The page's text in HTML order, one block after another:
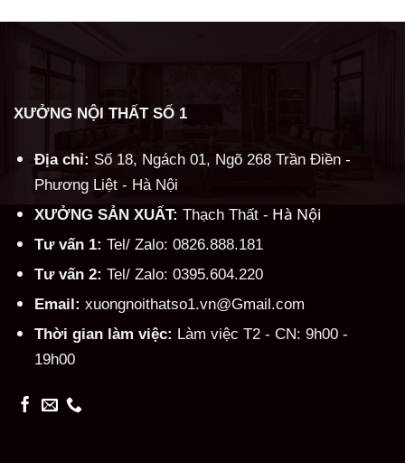
XƯỞNG NỘI THẤT SỐ 1
Địa chỉ: Số 18, Ngách 01, Ngõ 268 Trần Điền -
Phương Liệt - Hà Nội
XƯỞNG SẢN XUẤT: Thạch Thất - Hà Nội
Tư vấn 1: Tel/ Zalo: 0826.888.181
Tư vấn 2: Tel/ Zalo: 0395.604.220
Email: xuongnoithatso1.vn@Gmail.com
Thời gian làm việc: Làm việc T2 - CN: 9h00 -
19h00